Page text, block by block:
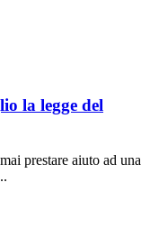
la legge del
prestare aiuto ad una